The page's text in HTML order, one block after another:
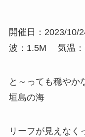
開催日：2023/10/
波：1.5M
気温
と～っても穏やか
垣島の海
リーフが見えなく